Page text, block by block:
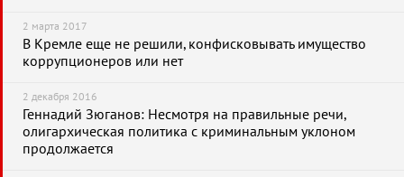
2 марта 2017
В Кремле еще не решили, конфисковывать имущество
коррупционеров или нет
2 декабря 2016
Геннадий Зюганов: Несмотря на правильные речи,
олигархическая политика с криминальным уклоном
продолжается